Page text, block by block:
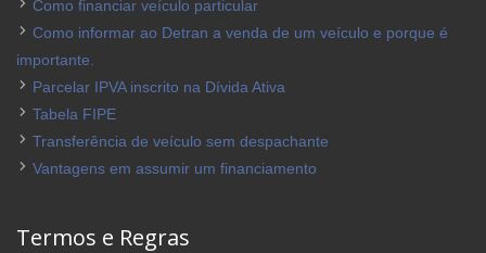
Como financiar veículo particular
Como informar ao Detran a venda de um veículo e porque é
importante.
Parcelar IPVA inscrito na Dívida Ativa
Tabela FIPE
Transferência de veículo sem despachante
Vantagens em assumir um financiamento
Termos e Regras